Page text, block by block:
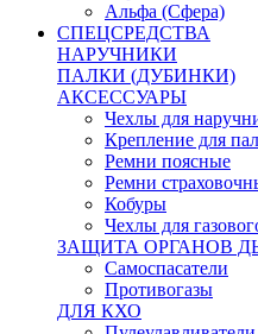
Альфа (Сфера)
СПЕЦСРЕДСТВА
НАРУЧНИКИ
ПАЛКИ (ДУБИНКИ)
АКСЕССУАРЫ
Чехлы для
Крепление для
Ремни поясные
Ремни
Кобуры
Чехлы для
ЗАЩИТА ОРГАНОВ
Самоспасатели
Противогазы
ДЛЯ КХО